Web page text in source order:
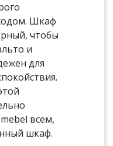
Шкаф
чтобы
и
для
всем,
шкаф.